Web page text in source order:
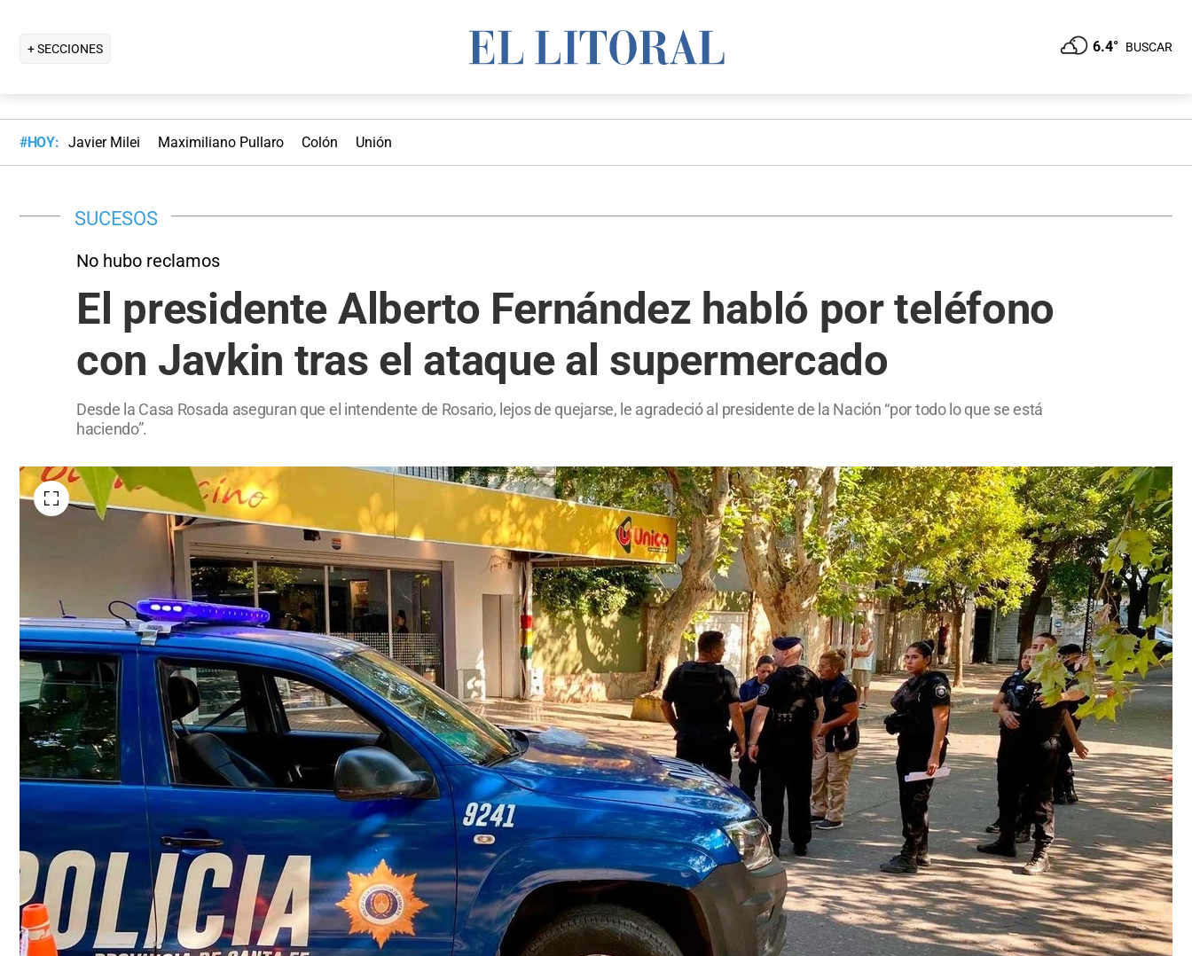
+ SECCIONES 6.4° BUSCAR
#HOY: Javier Milei Maximiliano Pullaro Colón Unión
SUCESOS
No hubo reclamos
El presidente Alberto Fernández habló por teléfono
con Javkin tras el ataque al supermercado
Desde la Casa Rosada aseguran que el intendente de Rosario, lejos de quejarse, le agradeció al presidente de la Nación “por todo lo que se está
haciendo”.